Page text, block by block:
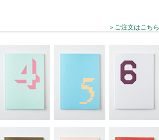
＞ご注文はこちら